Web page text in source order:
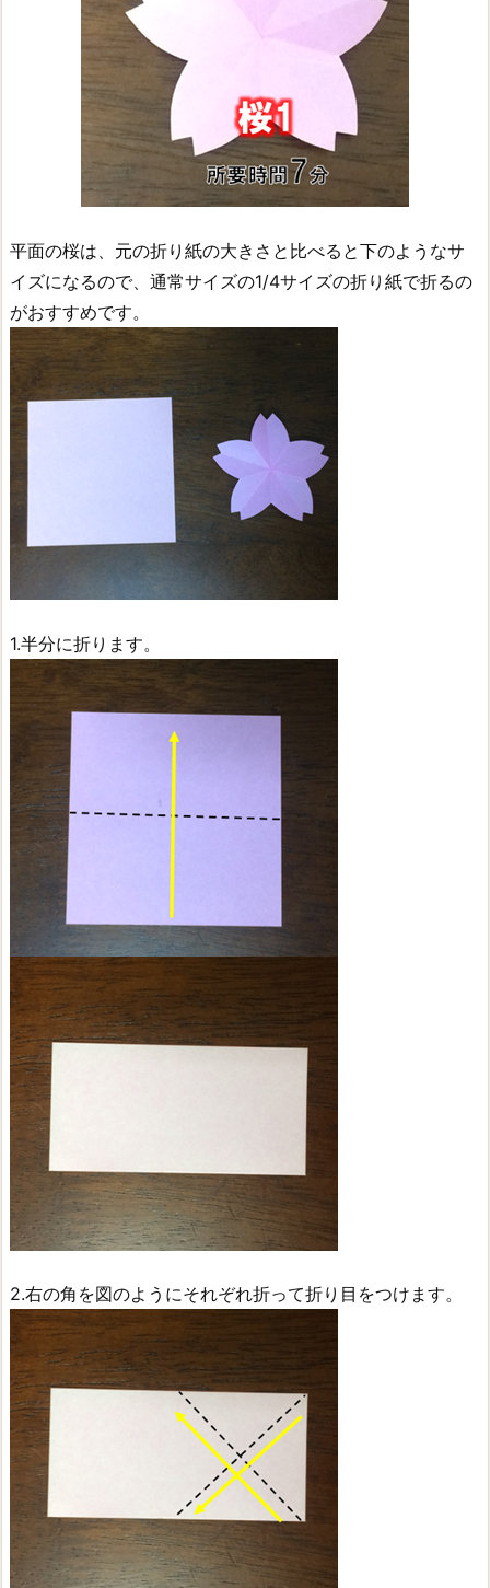
平面の桜は、元の折り紙の大きさと比べると下のようなサ
イズになるので、通常サイズの1/4サイズの折り紙で折るの
がおすすめです。
1.半分に折ります。
2.右の角を図のようにそれぞれ折って折り目をつけます。